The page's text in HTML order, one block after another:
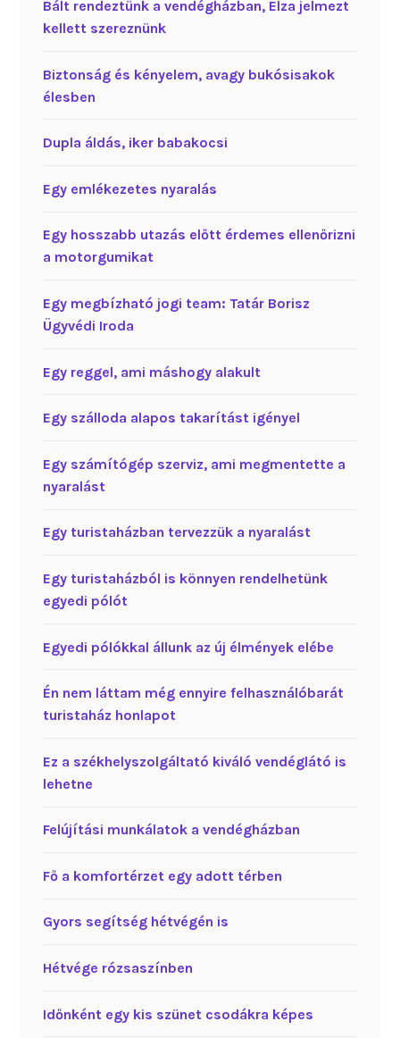
Bált rendeztünk a vendégházban, Elza jelmezt
kellett szereznünk
Biztonság és kényelem, avagy bukósisakok
élesben
Dupla áldás, iker babakocsi
Egy emlékezetes nyaralás
Egy hosszabb utazás előtt érdemes ellenőrizni
a motorgumikat
Egy megbízható jogi team: Tatár Borisz
Ügyvédi Iroda
Egy reggel, ami máshogy alakult
Egy szálloda alapos takarítást igényel
Egy számítógép szerviz, ami megmentette a
nyaralást
Egy turistaházban tervezzük a nyaralást
Egy turistaházból is könnyen rendelhetünk
egyedi pólót
Egyedi pólókkal állunk az új élmények elébe
Én nem láttam még ennyire felhasználóbarát
turistaház honlapot
Ez a székhelyszolgáltató kiváló vendéglátó is
lehetne
Felújítási munkálatok a vendégházban
Fő a komfortérzet egy adott térben
Gyors segítség hétvégén is
Hétvége rózsaszínben
Időnként egy kis szünet csodákra képes